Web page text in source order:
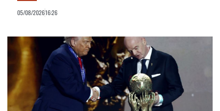
05/08/202616:26